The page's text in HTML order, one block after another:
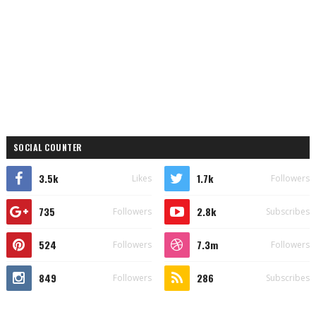
SOCIAL COUNTER
3.5k Likes 1.7k Followers
735 Followers 2.8k Subscribes
524 Followers 7.3m Followers
849 Followers 286 Subscribes